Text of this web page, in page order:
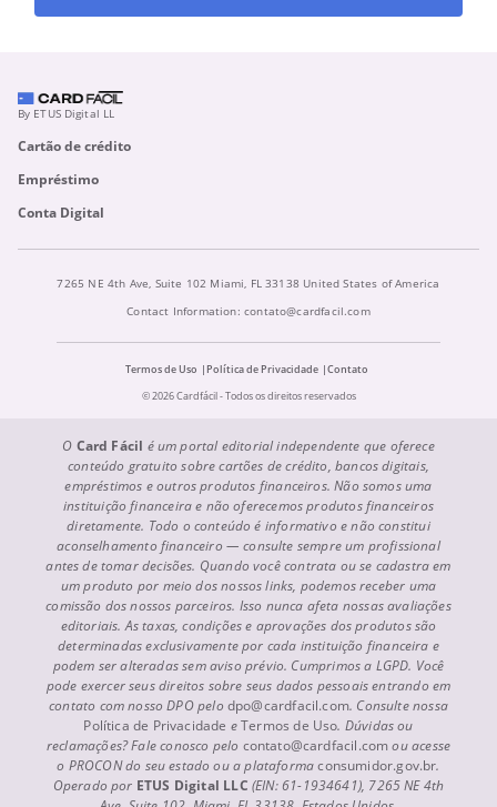
By ETUS Digital LL
Cartão de crédito
Empréstimo
Conta Digital
7265 NE 4th Ave, Suite 102 Miami, FL 33138 United States of America
Contact Information: contato@cardfacil.com
Termos de Uso Política de Privacidade
Contato
© 2026 Cardfácil - Todos os direitos reservados
O Card Fácil é um portal editorial independente que oferece
conteúdo gratuito sobre cartões de crédito, bancos digitais,
empréstimos e outros produtos financeiros. Não somos uma
instituição financeira e não oferecemos produtos financeiros
diretamente. Todo o conteúdo é informativo e não constitui
aconselhamento financeiro — consulte sempre um profissional
antes de tomar decisões. Quando você contrata ou se cadastra em
um produto por meio dos nossos links, podemos receber uma
comissão dos nossos parceiros. Isso nunca afeta nossas avaliações
editoriais. As taxas, condições e aprovações dos produtos são
determinadas exclusivamente por cada instituição financeira e
podem ser alteradas sem aviso prévio. Cumprimos a LGPD. Você
pode exercer seus direitos sobre seus dados pessoais entrando em
contato com nosso DPO pelo dpo@cardfacil.com. Consulte nossa
Política de Privacidade eTermos de Uso. Dúvidas ou
reclamações? Fale conosco pelo contato@cardfacil.comou acesse
o PROCON do seu estado ou a plataformaconsumidor.gov.br.
Operado por ETUS Digital LLC (EIN: 61-1934641), 7265 NE 4th